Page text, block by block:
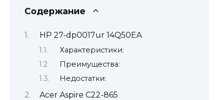
Содержание
HP 27-dp0017ur 14Q50EA
Характеристики:
Преимущества:
Недостатки:
Acer Aspire C22-865